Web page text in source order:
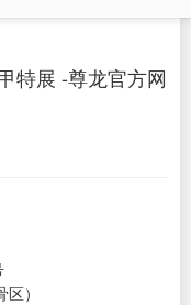
特展 -尊龙官方网
）